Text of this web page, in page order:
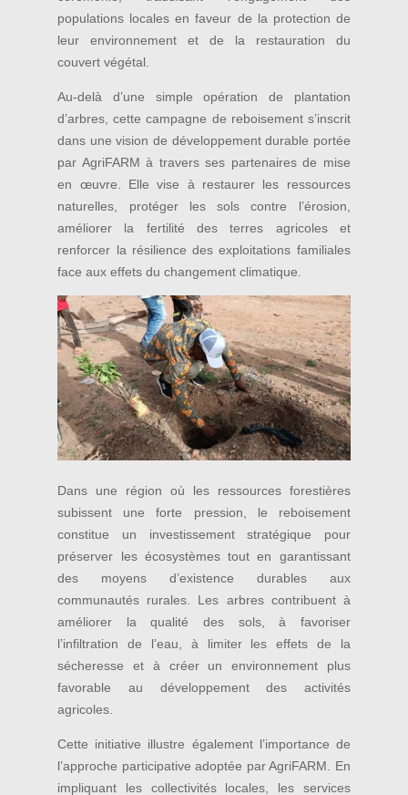
populations locales en faveur de la protection de
leur environnement et de la restauration du
couvert végétal.
Au-delà d’une simple opération de plantation
d’arbres, cette campagne de reboisement s’inscrit
dans une vision de développement durable portée
par AgriFARM à travers ses partenaires de mise
en œuvre. Elle vise à restaurer les ressources
naturelles, protéger les sols contre l’érosion,
améliorer la fertilité des terres agricoles et
renforcer la résilience des exploitations familiales
face aux effets du changement climatique.
Dans une région où les ressources forestières
subissent une forte pression, le reboisement
constitue un investissement stratégique pour
préserver les écosystèmes tout en garantissant
des moyens d’existence durables aux
communautés rurales. Les arbres contribuent à
améliorer la qualité des sols, à favoriser
l’infiltration de l’eau, à limiter les effets de la
sécheresse et à créer un environnement plus
favorable au développement des activités
agricoles.
Cette initiative illustre également l’importance de
l’approche participative adoptée par AgriFARM. En
impliquant les collectivités locales, les services